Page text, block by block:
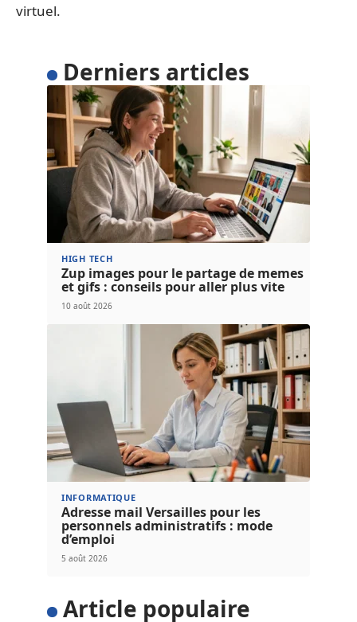
virtuel.
Derniers articles
HIGH TECH
Zup images pour le partage de memes
et gifs : conseils pour aller plus vite
10 août 2026
INFORMATIQUE
Adresse mail Versailles pour les
personnels administratifs : mode
d’emploi
5 août 2026
Article populaire